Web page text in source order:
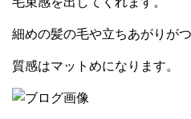
細めの髪の毛や立ちあがりが
質感はマットめになります。